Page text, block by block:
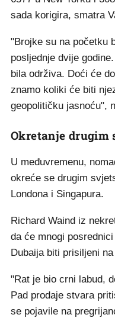
sada korigira, smatra
"Brojke su na početku
posljednje dvije
bila održiva. Doći će
znamo koliki će biti
geopolitičku jasnoću",
Okretanje
U međuvremenu,
okreće se drugim
Londona i Singapura.
Richard Waind iz
da će mnogi
Dubaija biti prisiljeni
"Rat je bio crni labud,
Pad prodaje stvara
se pojavile na